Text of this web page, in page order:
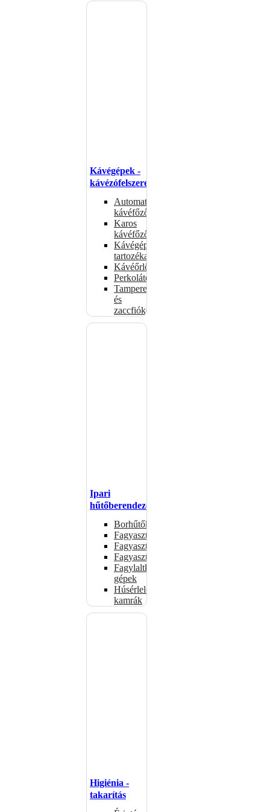
Kávégépek -
kávézófelszerelés
Automata
kávéfőzők
Karos
kávéfőzők
Kávégépek
tartozékai
Kávéőrlők
Perkolátorok
Tamperek
és
zaccfiókok
Ipari
hűtőberendezések
Borhűtők
Fagyasztóasztalok
Fagyasztóládák
Fagyasztószekrények
Fagylaltkészítő
gépek
Húsérlelő
kamrák
Higiénia -
takarítás